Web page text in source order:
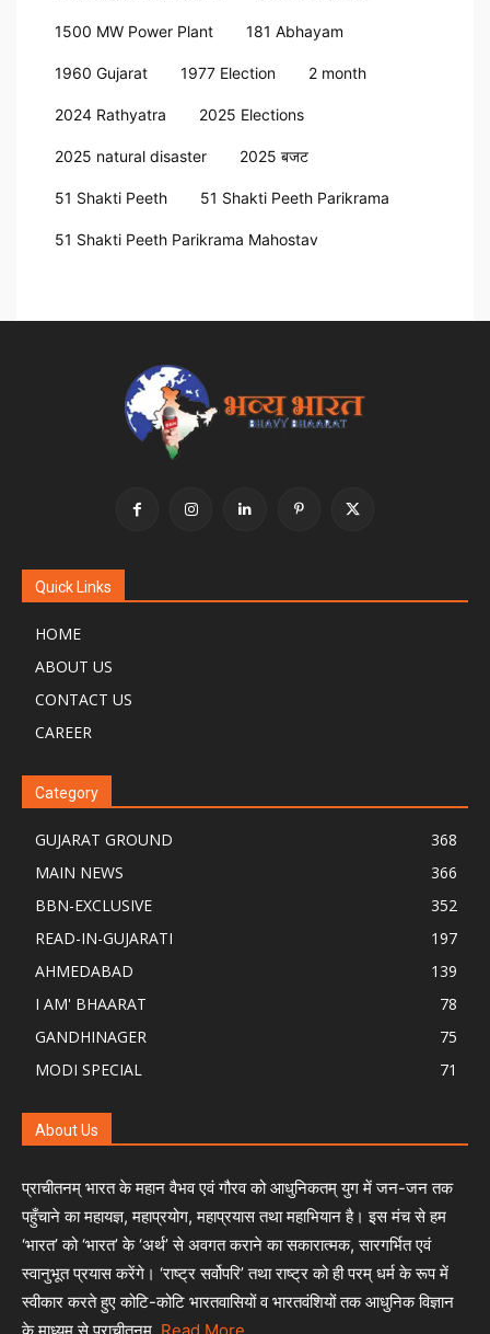
1500 MW Power Plant 181 Abhayam
1960 Gujarat 1977 Election 2 month
2024 Rathyatra 2025 Elections
2025 natural disaster 2025 बजट
51 Shakti Peeth 51 Shakti Peeth Parikrama
51 Shakti Peeth Parikrama Mahostav
Quick Links
HOME
ABOUT US
CONTACT US
CAREER
Category
GUJARAT GROUND
368
MAIN NEWS
366
BBN-EXCLUSIVE
352
READ-IN-GUJARATI
197
AHMEDABAD
139
I AM' BHAARAT
78
GANDHINAGER
75
MODI SPECIAL
71
About Us
प्राचीतनम् भारत के महान वैभव एवं गौरव को आधुनिकतम् युग में जन-जन तक
पहुँचाने का महायज्ञ, महाप्रयोग, महाप्रयास तथा महाभियान है। इस मंच से हम
‘भारत’ को ‘भारत’ के ‘अर्थ’ से अवगत कराने का सकारात्मक, सारगर्भित एवं
स्वानुभूत प्रयास करेंगे। ‘राष्ट्र सर्वोपरि’ तथा राष्ट्र को ही परम् धर्म के रूप में
स्वीकार करते हुए कोटि-कोटि भारतवासियों व भारतवंशियों तक आधुनिक विज्ञान
के माध्यम से प्राचीतनम्, Read More